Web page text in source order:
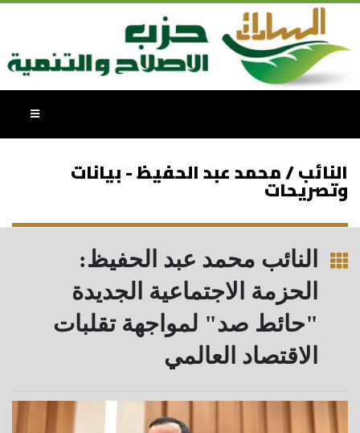
النائب / محمد عبد الحفيظ - بيانات
وتصريحات
النائب محمد عبد الحفيظ:
الحزمة الاجتماعية الجديدة
"حائط صد" لمواجهة تقلبات
الاقتصاد العالمي